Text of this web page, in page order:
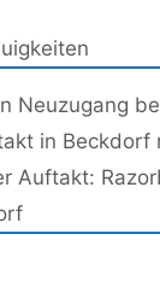
Neuzugang
in Beckdorf
Auftakt: